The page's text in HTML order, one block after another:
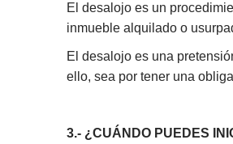
El desalojo es un
inmueble alquilado o
El desalojo es una
ello, sea por tener una
3.- ¿CUÁNDO PUEDES